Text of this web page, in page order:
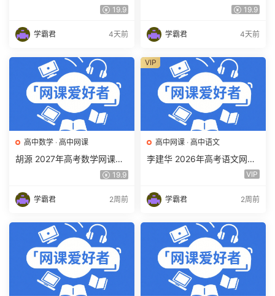
复习网课教程 高三英语 上学
下载
19.9
学霸君 4天前
习网课教程 高三物理 上学期
载
19.9
学霸君 4天前
高中数学 · 高中网课
胡源 2027年高考数学网课教
程 高三数学 一轮复习暑假班
19.9
学霸君 2周前
高中网课 · 高中语文
李建华 2026年高考语文网课
教程 高三语文 a+二三轮复习
VIP
学霸君 2周前
VIP